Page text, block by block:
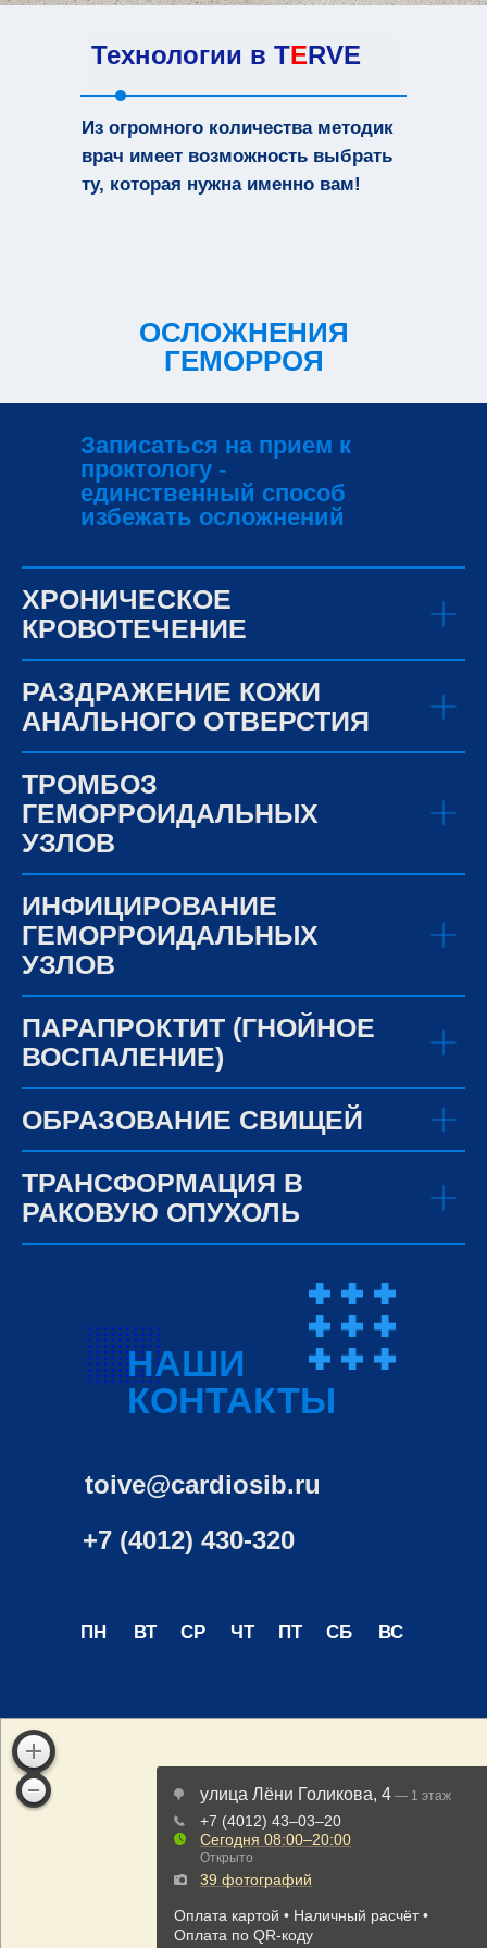
Технологии в TERVE
Из огромного количества методик
врач имеет возможность выбрать
ту, которая нужна именно вам!
ОСЛОЖНЕНИЯ
ГЕМОРРОЯ
Записаться на прием к
проктологу -
единственный способ
избежать осложнений
ХРОНИЧЕСКОЕ
КРОВОТЕЧЕНИЕ
РАЗДРАЖЕНИЕ КОЖИ
АНАЛЬНОГО ОТВЕРСТИЯ
ТРОМБОЗ
ГЕМОРРОИДАЛЬНЫХ
УЗЛОВ
ИНФИЦИРОВАНИЕ
ГЕМОРРОИДАЛЬНЫХ
УЗЛОВ
ПАРАПРОКТИТ (ГНОЙНОЕ
ВОСПАЛЕНИЕ)
ОБРАЗОВАНИЕ СВИЩЕЙ
ТРАНСФОРМАЦИЯ В
РАКОВУЮ ОПУХОЛЬ
НАШИ
КОНТАКТЫ
ПН ВТ СР
toive@cardiosib.ru
+7 (4012) 430-320
ПТ СБ ВС
ЧТ